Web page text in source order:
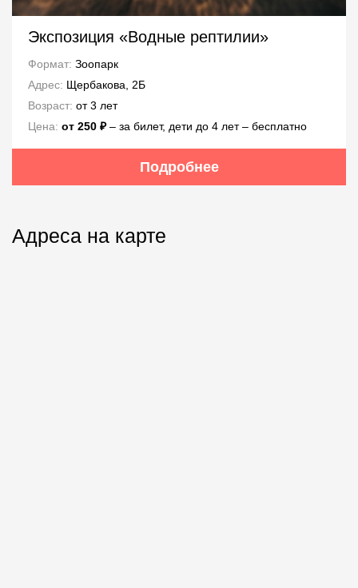
Экспозиция «Водные рептилии»
Формат: Зоопарк
Адрес: Щербакова, 2Б
Возраст: от 3 лет
Цена: от 250 ₽– за билет, дети до 4 лет – бесплатно
Подробнее
Адреса на карте